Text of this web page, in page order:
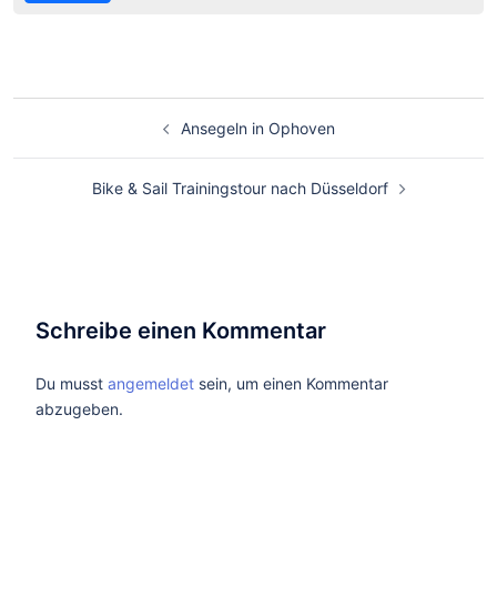
Ansegeln in Ophoven
Bike & Sail Trainingstour nach Düsseldorf
Schreibe einen Kommentar
Du musst angemeldet sein, um einen Kommentar
abzugeben.